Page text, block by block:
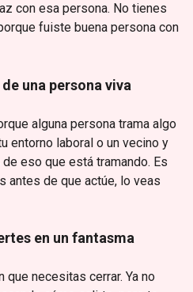
con esa persona. No tienes
fuiste buena persona con
una persona viva
alguna persona trama algo
entorno laboral o un vecino y
eso que está tramando. Es
antes de que actúe, lo veas
en un fantasma
que necesitas cerrar. Ya no